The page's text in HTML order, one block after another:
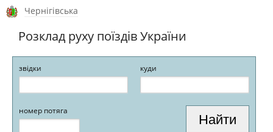
Чернігівська
Розклад руху поїздів України
звідки куди
номер потяга